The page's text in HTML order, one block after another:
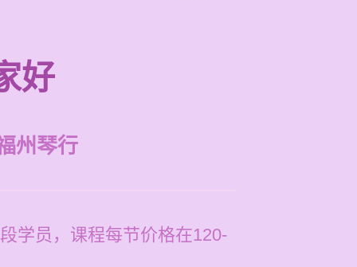
好
州琴行
学员，课程每节价格在120-